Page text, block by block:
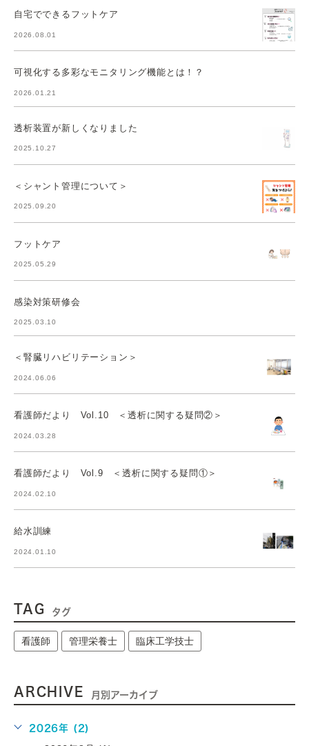
自宅でできるフットケア
2026.08.01
可視化する多彩なモニタリング機能とは！？
2026.01.21
透析装置が新しくなりました
2025.10.27
＜シャント管理について＞
2025.09.20
フットケア
2025.05.29
感染対策研修会
2025.03.10
＜腎臓リハビリテーション＞
2024.06.06
看護師だより Vol.10 ＜透析に関する疑問②＞
2024.03.28
看護師だより Vol.9 ＜透析に関する疑問①＞
2024.02.10
給水訓練
2024.01.10
TAG タグ
看護師 管理栄養士 臨床工学技士
ARCHIVE 月別アーカイブ
2026年 (2)